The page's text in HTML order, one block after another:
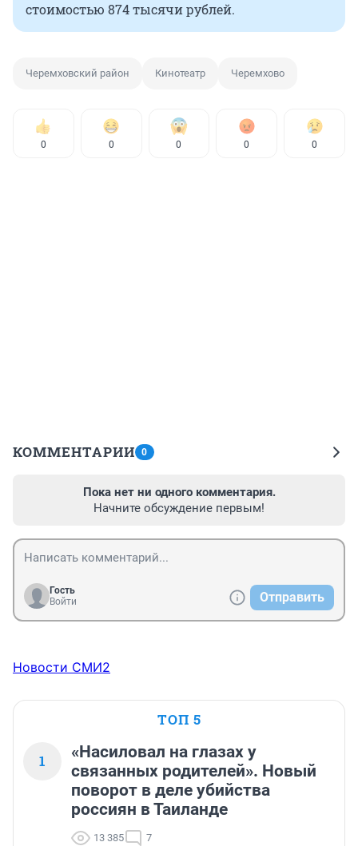
стоимостью 874 тысячи рублей.
Черемховский район Кинотеатр Черемхово
0 0 0 0 0
КОММЕНТАРИИ 0
Пока нет ни одного комментария.
Начните обсуждение первым!
Гость
Войти
Отправить
Новости СМИ2
ТОП 5
1
«Насиловал на глазах у
связанных родителей». Новый
поворот в деле убийства
россиян в Таиланде
13 385 7